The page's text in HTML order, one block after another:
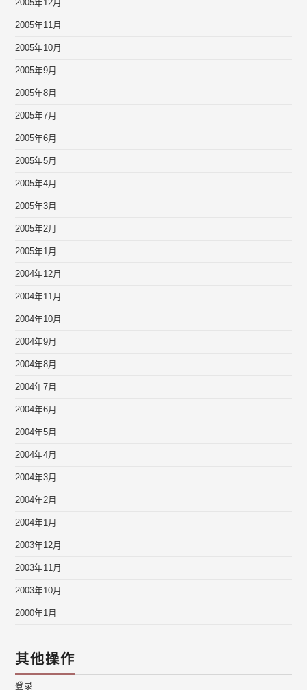
2005年12月
2005年11月
2005年10月
2005年9月
2005年8月
2005年7月
2005年6月
2005年5月
2005年4月
2005年3月
2005年2月
2005年1月
2004年12月
2004年11月
2004年10月
2004年9月
2004年8月
2004年7月
2004年6月
2004年5月
2004年4月
2004年3月
2004年2月
2004年1月
2003年12月
2003年11月
2003年10月
2000年1月
其他操作
登录